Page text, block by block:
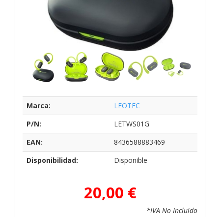
Marca:
LEOTEC
P/N:
LETWS01G
EAN:
8436588883469
Disponibilidad:
Disponible
20,00 €
*IVA No Incluido